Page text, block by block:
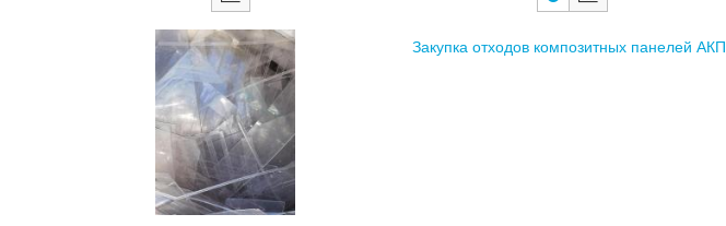
Закупка отходов композитных панелей АКП